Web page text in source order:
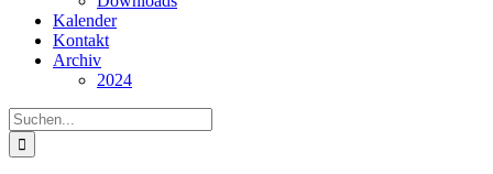
Kalender
Kontakt
Archiv
2024
Suche
nach: